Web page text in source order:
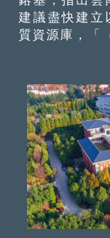
建議盡快建立
質資源庫，「